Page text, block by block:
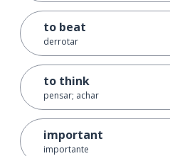
to beat
derrotar
to think
pensar; achar
important
importante